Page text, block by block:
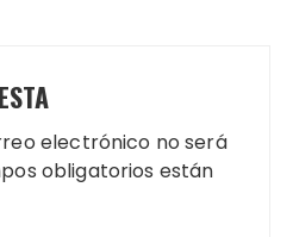
electrónico no será
obligatorios están